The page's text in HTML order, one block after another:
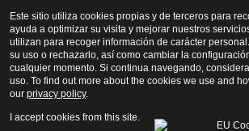
Este sitio utiliza cookies propias y de terceros para
ayuda a optimizar su visita y mejorar nuestros
utilizan para recoger información de carácter
su uso o rechazarlo, así como cambiar la
cualquier momento. Si continua navegando,
uso. To find out more about the cookies we use and
our privacy policy.
I accept cookies from this site.